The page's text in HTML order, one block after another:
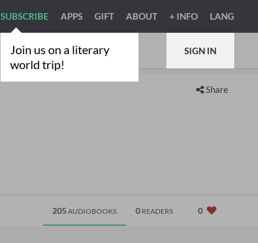
Join us on a literary
world trip!
SUBSCRIBE APPS GIFT ABOUT + INFO LANG
SIGN IN
Share
205 AUDIOBOOKS 0 READERS 0